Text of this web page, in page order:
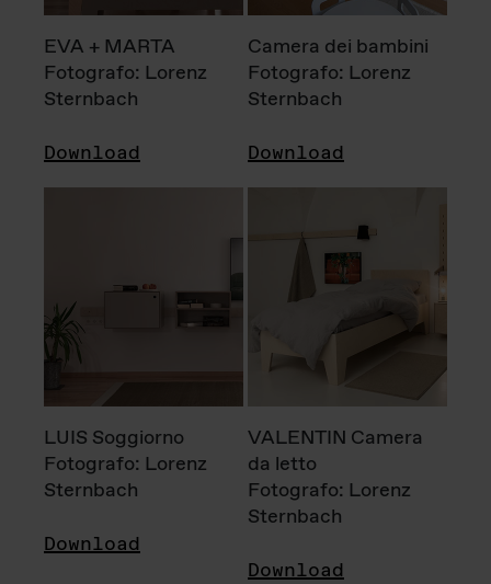
EVA + MARTA
Fotografo: Lorenz
Sternbach
Download
Camera dei bambini
Fotografo: Lorenz
Sternbach
Download
LUIS Soggiorno
Fotografo: Lorenz
Sternbach
Download
VALENTIN Camera
da letto
Fotografo: Lorenz
Sternbach
Download